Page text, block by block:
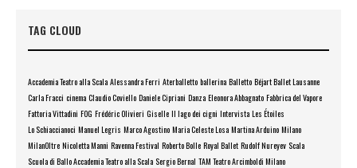
TAG CLOUD
Accademia Teatro alla Scala Alessandra Ferri Aterballetto ballerina Balletto Béjart Ballet Lausanne
Carla Fracci cinema Claudio Coviello Daniele Cipriani Danza Eleonora Abbagnato Fabbrica del Vapore
Fattoria Vittadini FOG Frédéric Olivieri Giselle Il lago dei cigni Intervista Les Étoiles
Lo Schiaccianoci Manuel Legris Marco Agostino Maria Celeste Losa Martina Arduino Milano
MilanOltre Nicoletta Manni Ravenna Festival Roberto Bolle Royal Ballet Rudolf Nureyev Scala
Scuola di Ballo Accademia Teatro alla Scala Sergio Bernal TAM Teatro Arcimboldi Milano